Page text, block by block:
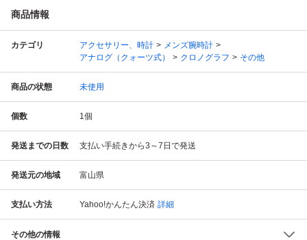
商品情報
カテゴリ アクセサリー、時計
メンズ腕時計
アナログ（クォーツ式）
クロノグラフ その他
商品の状態 未使用
個数 1個
発送までの日数 支払い手続きから3～7日で発送
発送元の地域 富山県
支払い方法 Yahoo!かんたん決済 詳細
その他の情報